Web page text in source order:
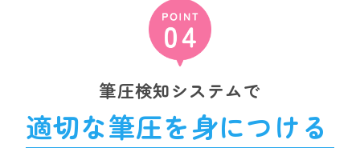
筆圧検知システムで
適切な筆圧を身につける